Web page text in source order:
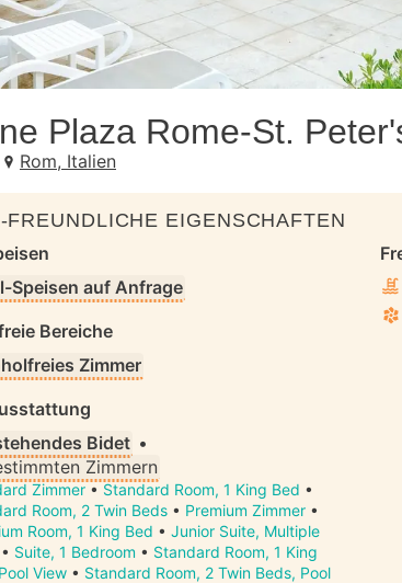
Plaza Rome-St.
stars: 4Rom, Italien
FREUNDLICHE EIGENSCHAFTEN
Speisen auf Anfrage
Bereiche
Zimmer
Bidet •
Zimmern
Zimmer • Standard Room, 1 King Bed •
Room, 2 Twin Beds • Premium Zimmer •
Room, 1 King Bed • Junior Suite, Multiple
• Suite, 1 Bedroom • Standard Room, 1 King
View • Standard Room, 2 Twin Beds, Pool